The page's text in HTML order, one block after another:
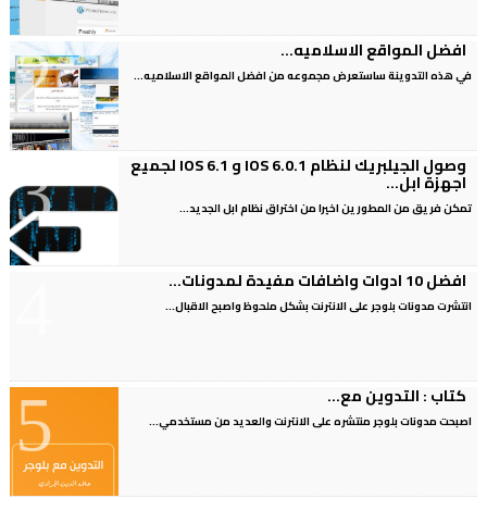
افضل المواقع الاسلاميه...
في هذه التدوينة ساستعرض مجموعه من افضل المواقع الاسلاميه...
وصول الجيلبريك لنظام IOS 6.0.1 و IOS 6.1 لجميع
اجهزة ابل...
تمكن فريق من المطورين اخيرا من اختراق نظام ابل الجديد...
افضل 10 ادوات واضافات مفيدة لمدونات...
انتشرت مدونات بلوجر على الانترنت بشكل ملحوظ واصبح الاقبال...
كتاب : التدوين مع...
اصبحت مدونات بلوجر منتشره على الانترنت والعديد من مستخدمي...